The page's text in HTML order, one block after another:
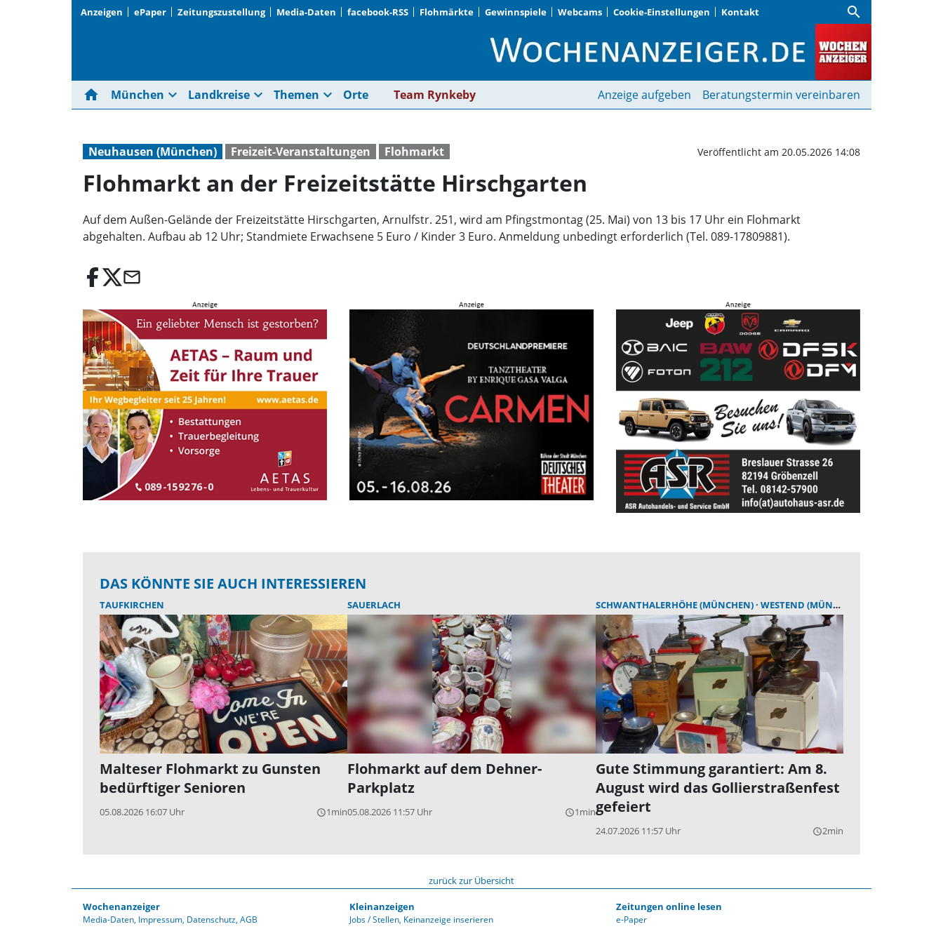
Anzeigen ePaper Zeitungszustellung Media-Daten facebook-RSS Flohmärkte Gewinnspiele Webcams Cookie-Einstellungen Kontakt search
Flohmarkt an der Freizeitstätte Hirschgarten
home München expand_more Landkreise expand_more Themen expand_more Orte Team Rynkeby Anzeige aufgeben Beratungstermin vereinbaren
Neuhausen (München) Freizeit-Veranstaltungen Flohmarkt Veröffentlicht am 20.05.2026 14:08
Flohmarkt an der Freizeitstätte Hirschgarten
Auf dem Außen-Gelände der Freizeitstätte Hirschgarten, Arnulfstr. 251, wird am Pfingstmontag (25. Mai) von 13 bis 17 Uhr ein Flohmarkt
abgehalten. Aufbau ab 12 Uhr; Standmiete Erwachsene 5 Euro / Kinder 3 Euro. Anmeldung unbedingt erforderlich (Tel. 089-17809881).
email
DAS KÖNNTE SIE AUCH INTERESSIEREN
TAUFKIRCHEN
Malteser Flohmarkt zu Gunsten
bedürftiger Senioren
05.08.2026 16:07 Uhr query_builder1min
SAUERLACH
Flohmarkt auf dem Dehner-
Parkplatz
05.08.2026 11:57 Uhr query_builder1min
SCHWANTHALERHÖHE (MÜNCHEN) WESTEND (MÜNCHEN)
Gute Stimmung garantiert: Am 8.
August wird das Gollierstraßenfest
gefeiert
24.07.2026 11:57 Uhr query_builder2min
zurück zur Übersicht
Wochenanzeiger
Media-Daten Impressum Datenschutz AGB
Kleinanzeigen
Jobs / Stellen Keinanzeige inserieren
Zeitungen online lesen
e-Paper